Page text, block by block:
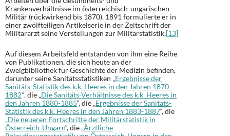
Krankenverhältnisse im österreichisch-ungarischen
Militär (rückwirkend bis 1870). 1891 formulierte er in
einer zwölfteiligen Artikelserie in der Zeitschrift der
Militärarzt seine Vorstellungen zur Militärstatistik.[13]
Auf diesem Arbeitsfeld entstanden von ihm eine Reihe
von Publikationen, die sich heute an der
Zweigbibliothek für Geschichte der Medizin befinden,
darunter seine Sanitätsstatistiken „Ergebnisse der
Sanitäts-Statistik des k.k. Heeres in den Jahren 1870-
1882“, die „Die Sanitäts-Verhältnisse des k.k. Heeres in
den Jahren 1880-1885“, die „Ergebnisse der Sanitäts-
Statistik des k.k. Heeres in den Jahren 1883-1887“, die
„Die neueren Fortschritte der Militärstatistik in
Österreich-Ungarn“, die „Ärztliche